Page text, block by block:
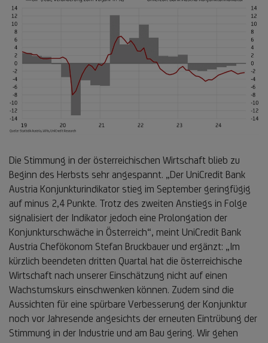
Die Stimmung in der österreichischen Wirtschaft blieb zu
Beginn des Herbsts sehr angespannt. „Der UniCredit Bank
Austria Konjunkturindikator stieg im September geringfügig
auf minus 2,4 Punkte. Trotz des zweiten Anstiegs in Folge
signalisiert der Indikator jedoch eine Prolongation der
Konjunkturschwäche in Österreich“, meint UniCredit Bank
Austria Chefökonom Stefan Bruckbauer und ergänzt: „Im
kürzlich beendeten dritten Quartal hat die österreichische
Wirtschaft nach unserer Einschätzung nicht auf einen
Wachstumskurs einschwenken können. Zudem sind die
Aussichten für eine spürbare Verbesserung der Konjunktur
noch vor Jahresende angesichts der erneuten Eintrübung der
Stimmung in der Industrie und am Bau gering. Wir gehen